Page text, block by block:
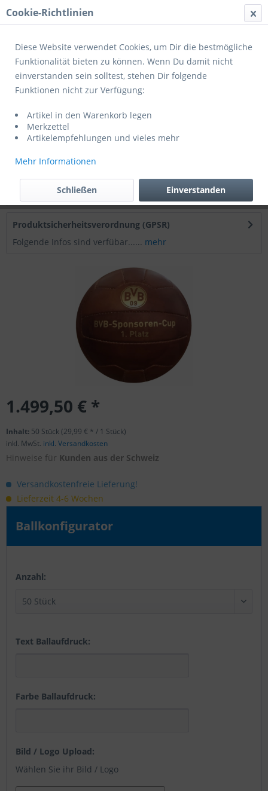
Menü
Übersicht Werbebälle
bedruckt
Beschreibung
Unsere Echtlederbälle sind besonders hochwertige
Werbemittel. Besonders beliebt sind... mehr
Produktsicherheitsverordnung (GPSR)
Folgende Infos sind verfübar...... mehr
1.499,50 € *
Inhalt: 50 Stück (29,99 € * / 1 Stück)
inkl. MwSt. inkl. Versandkosten
Hinweise für Kunden aus der Schweiz
Versandkostenfreie Lieferung!
Lieferzeit 4-6 Wochen
Ballkonfigurator
Anzahl:
Text Ballaufdruck:
Farbe Ballaufdruck:
Bild / Logo Upload:
Wählen Sie ihr Bild / Logo
Cookie-Richtlinien
Diese Website verwendet Cookies, um Dir die bestmögliche
Funktionalität bieten zu können. Wenn Du damit nicht
einverstanden sein solltest, stehen Dir folgende
Funktionen nicht zur Verfügung:
Artikel in den Warenkorb legen
Merkzettel
Artikelempfehlungen und vieles mehr
Mehr Informationen
Einverstanden
Schließen